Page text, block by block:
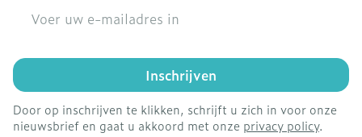
Inschrijven
Door op inschrijven te klikken, schrijft u zich in voor onze
nieuwsbrief en gaat u akkoord met onze privacy policy.